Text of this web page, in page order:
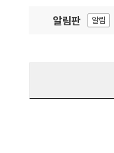
알림판 알림